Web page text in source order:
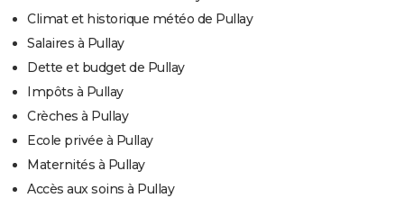
Climat et historique météo de Pullay
Salaires à Pullay
Dette et budget de Pullay
Impôts à Pullay
Crèches à Pullay
Ecole privée à Pullay
Maternités à Pullay
Accès aux soins à Pullay